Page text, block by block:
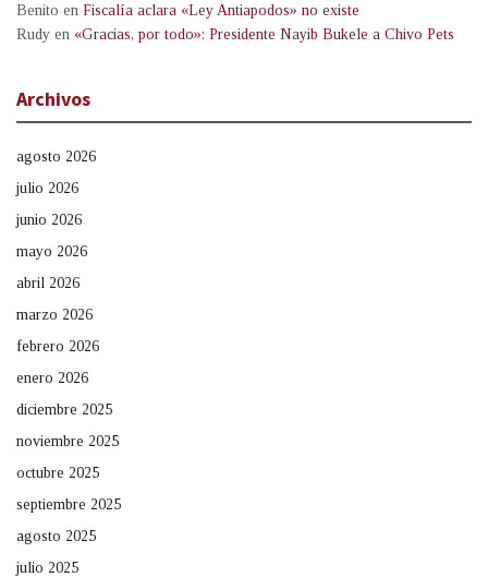
Benito en Fiscalía aclara «Ley Antiapodos» no existe
Rudy en «Gracias, por todo»: Presidente Nayib Bukele a Chivo Pets
Archivos
agosto 2026
julio 2026
junio 2026
mayo 2026
abril 2026
marzo 2026
febrero 2026
enero 2026
diciembre 2025
noviembre 2025
octubre 2025
septiembre 2025
agosto 2025
julio 2025